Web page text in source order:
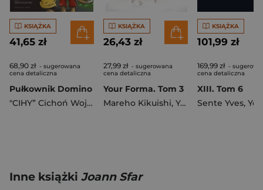
KSIĄŻKA
41,65 zł
68,90 zł - sugerowana
cena detaliczna
Pułkownik Domino
"CIHY” Cichoń Wojciech
,Grzenda Artur
KSIĄŻKA
26,43 zł
27,99 zł - sugerowana
cena detaliczna
Your Forma. Tom 3
Mareho Kikuishi, Yoshinori Kisaragi
KSIĄŻKA
101,99 zł
169,99 zł -
cena detaliczna
XIII. Tom 6
Sente Yves, Youri
Inne książki Joann Sfar